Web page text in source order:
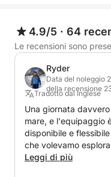
4.9/5 · 64
Le recensioni sono
Ryder
Data del noleggio
della recensione
Tradotto dal Inglese
Una giornata
mare, e l'equipaggio
disponibile e
che volevamo
isole, sia via terra che
Leggi di più